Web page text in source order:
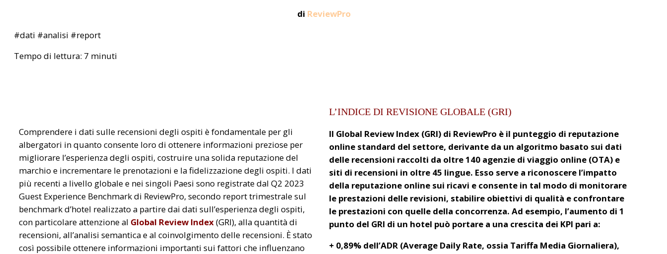
di ReviewPro
#dati #analisi #report
Tempo di lettura: 7 minuti
Comprendere i dati sulle recensioni degli ospiti è fondamentale per gli
albergatori in quanto consente loro di ottenere informazioni preziose per
migliorare l’esperienza degli ospiti, costruire una solida reputazione del
marchio e incrementare le prenotazioni e la fidelizzazione degli ospiti. I dati
più recenti a livello globale e nei singoli Paesi sono registrate dal Q2 2023
Guest Experience Benchmark di ReviewPro, secondo report trimestrale sul
benchmark d’hotel realizzato a partire dai dati sull’esperienza degli ospiti,
con particolare attenzione al Global Review Index(GRI), alla quantità di
recensioni, all’analisi semantica e al coinvolgimento delle recensioni. È stato
così possibile ottenere informazioni importanti sui fattori che influenzano
L’INDICE DI REVISIONE GLOBALE (GRI)
Il Global Review Index (GRI) di ReviewPro è il punteggio di reputazione
online standard del settore, derivante da un algoritmo basato sui dati
delle recensioni raccolti da oltre 140 agenzie di viaggio online (OTA) e
siti di recensioni in oltre 45 lingue. Esso serve a riconoscere l’impatto
della reputazione online sui ricavi e consente in tal modo di monitorare
le prestazioni delle revisioni, stabilire obiettivi di qualità e confrontare
le prestazioni con quelle della concorrenza. Ad esempio, l’aumento di 1
punto del GRI di un hotel può portare a una crescita dei KPI pari a:
+ 0,89% dell’ADR (Average Daily Rate, ossia Tariffa Media Giornaliera),